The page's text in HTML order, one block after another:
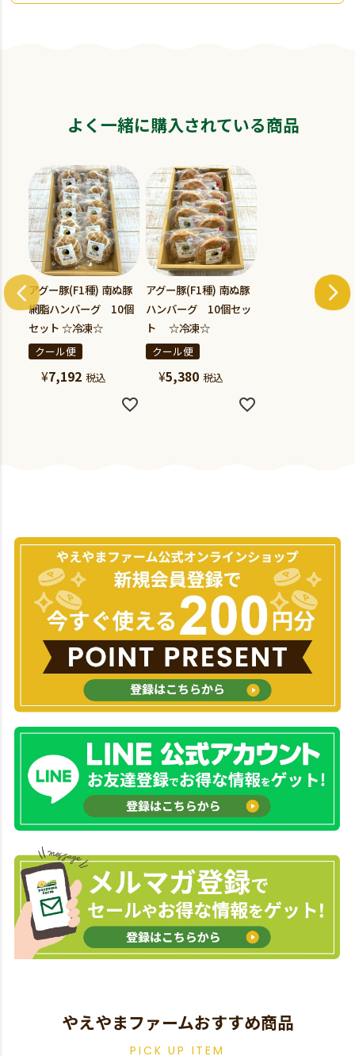
よく一緒に購入されている商品
アグー豚(F1種) 南ぬ豚
網脂ハンバーグ 10個
セット ☆冷凍☆
クール便
¥7,192 税込
アグー豚(F1種) 南ぬ豚
ハンバーグ 10個セッ
ト ☆冷凍☆
クール便
¥5,380 税込
やえやまファームおすすめ商品
PICK UP ITEM